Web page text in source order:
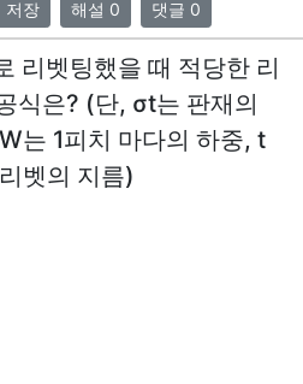
저장 해설 0 댓글 0
리벳팅했을 때 적당한 리
식은? (단, σt는 판재의
는 1피치 마다의 하중, t
벳의 지름)